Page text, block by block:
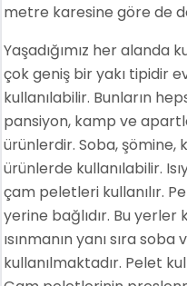
metre karesine göre de
Yaşadığımız her alanda
çok geniş bir yakı tipidir
kullanılabilir. Bunların
pansiyon, kamp ve
ürünlerdir. Soba, şömine,
ürünlerde kullanılabilir.
çam peletleri kullanılır.
yerine bağlıdır. Bu
ısınmanın yanı sıra
kullanılmaktadır. Pelet